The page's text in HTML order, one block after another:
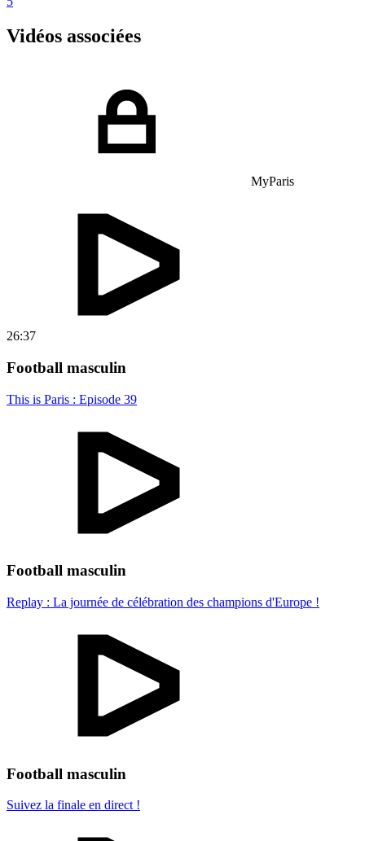
Vidéos associées
MyParis
26:37
Football masculin
This is Paris : Episode 39
Football masculin
Replay : La journée de célébration des champions d'Europe !
Football masculin
Suivez la finale en direct !